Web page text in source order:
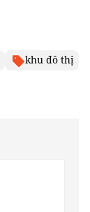
khu đô thị